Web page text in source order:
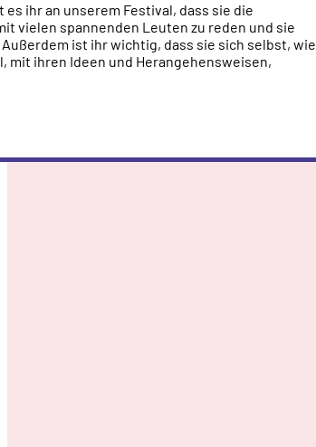
ihr an unserem Festival, dass sie die
vielen spannenden Leuten zu reden und sie
ist ihr wichtig, dass sie sich selbst, wie
mit ihren Ideen und Herangehensweisen,